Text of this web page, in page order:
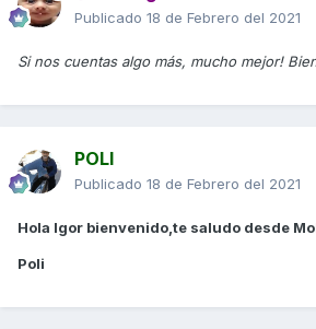
Publicado 18 de Febrero del 2021
Si nos cuentas algo más, mucho mejor!
POLI
Publicado 18 de Febrero del 2021
Hola Igor bienvenido,te saludo desde
Poli